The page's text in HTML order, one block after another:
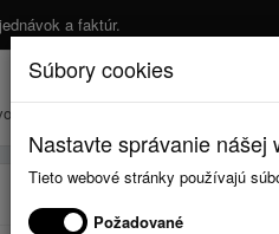
a faktúr.
a faktúr.
Súbory cookies
Nastavte správanie
Tieto webové stránky používajú
Požadované